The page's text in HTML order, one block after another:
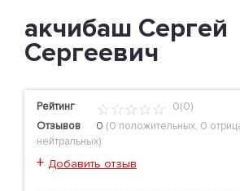
акчибаш Сергей
Сергеевич
Рейтинг
0(0)
Отзывов
0 (0 положительных, 0
нейтральных)
+ Добавить отзыв